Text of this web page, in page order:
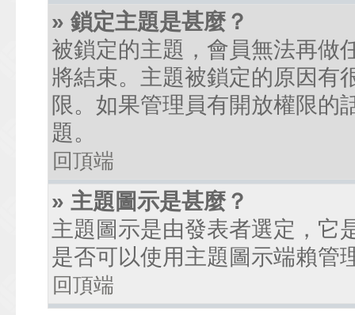
» 鎖定主題是甚麼？
被鎖定的主題，會員無法再做
將結束。主題被鎖定的原因有
限。如果管理員有開放權限的
題。
回頂端
» 主題圖示是甚麼？
主題圖示是由發表者選定，它
是否可以使用主題圖示端賴管
回頂端